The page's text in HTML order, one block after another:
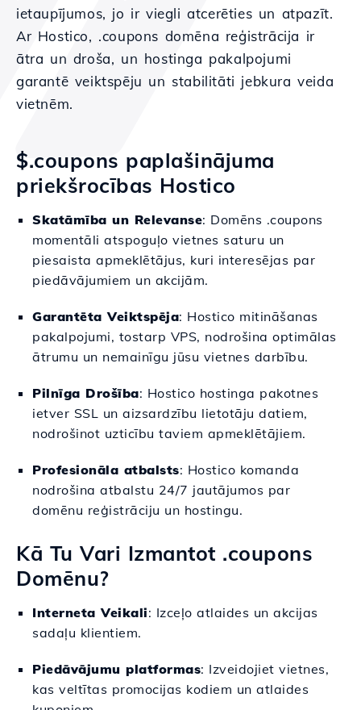
ietaupījumos, jo ir viegli atcerēties un atpazīt.
Ar Hostico, .coupons domēna reģistrācija ir
ātra un droša, un hostinga pakalpojumi
garantē veiktspēju un stabilitāti jebkura veida
vietnēm.
$.coupons paplašinājuma
priekšrocības Hostico
Skatāmība un Relevanse: Domēns .coupons
momentāli atspoguļo vietnes saturu un
piesaista apmeklētājus, kuri interesējas par
piedāvājumiem un akcijām.
Garantēta Veiktspēja: Hostico mitināšanas
pakalpojumi, tostarp VPS, nodrošina optimālas
ātrumu un nemainīgu jūsu vietnes darbību.
Pilnīga Drošība: Hostico hostinga pakotnes
ietver SSL un aizsardzību lietotāju datiem,
nodrošinot uzticību taviem apmeklētājiem.
Profesionāla atbalsts: Hostico komanda
nodrošina atbalstu 24/7 jautājumos par
domēnu reģistrāciju un hostingu.
Kā Tu Vari Izmantot .coupons
Domēnu?
Interneta Veikali: Izceļo atlaides un akcijas
sadaļu klientiem.
Piedāvājumu platformas: Izveidojiet vietnes,
kas veltītas promocijas kodiem un atlaides